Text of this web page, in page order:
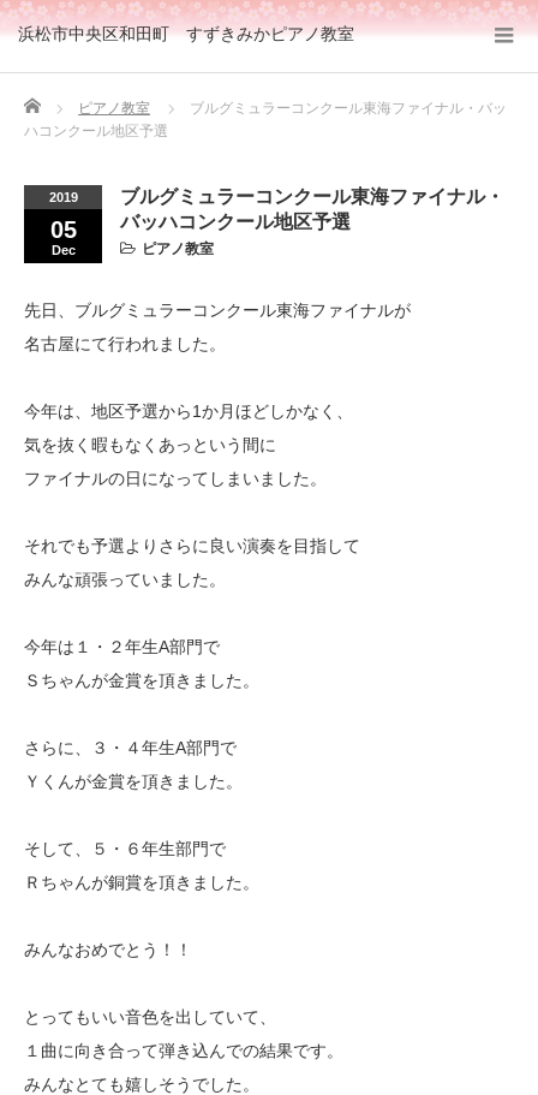
浜松市中央区和田町 すずきみかピアノ教室
Home ピアノ教室
ブルグミュラーコンクール東海ファイナル・バッ
ハコンクール地区予選
2019
05
Dec
ブルグミュラーコンクール東海ファイナル・
バッハコンクール地区予選
ピアノ教室
先日、ブルグミュラーコンクール東海ファイナルが
名古屋にて行われました。
今年は、地区予選から1か月ほどしかなく、
気を抜く暇もなくあっという間に
ファイナルの日になってしまいました。
それでも予選よりさらに良い演奏を目指して
みんな頑張っていました。
今年は１・２年生A部門で
Ｓちゃんが金賞を頂きました。
さらに、３・４年生A部門で
Ｙくんが金賞を頂きました。
そして、５・６年生部門で
Ｒちゃんが銅賞を頂きました。
みんなおめでとう！！
とってもいい音色を出していて、
１曲に向き合って弾き込んでの結果です。
みんなとても嬉しそうでした。